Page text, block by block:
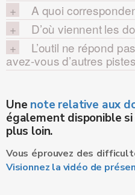
A quoi
D’où viennent les
L’outil ne répond
avez-vous d’autres
Une note relative aux
également disponible
plus loin.
Vous éprouvez des
Visionnez la vidéo de